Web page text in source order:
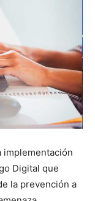
implementación
Digital que
la prevención a